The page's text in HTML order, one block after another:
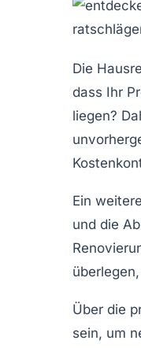
Die
dass Ihr
liegen?
Ein
und die
Über die
sein, um